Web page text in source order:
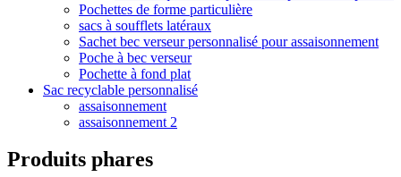
Pochettes de forme particulière
sacs à soufflets latéraux
Sachet bec verseur personnalisé pour assaisonnement
Poche à bec verseur
Pochette à fond plat
Sac recyclable personnalisé
assaisonnement
assaisonnement 2
Produits phares